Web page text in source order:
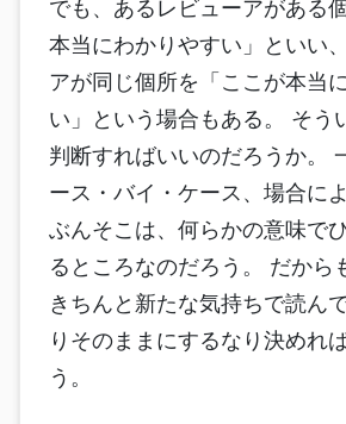
でも、あるレビューアがある
本当にわかりやすい」といい
アが同じ個所を「ここが本当
い」という場合もある。 そう
判断すればいいのだろうか。
ース・バイ・ケース、場合に
ぶんそこは、何らかの意味で
るところなのだろう。 だから
きちんと新たな気持ちで読ん
りそのままにするなり決めれ
う。